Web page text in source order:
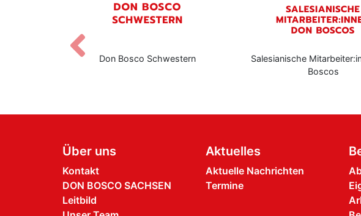
Don Bosco Schwestern
Salesianische
Boscos
Zurück
Über uns
Kontakt
DON BOSCO SACHSEN
Leitbild
Aktuelles
Aktuelle Nachrichten
Termine